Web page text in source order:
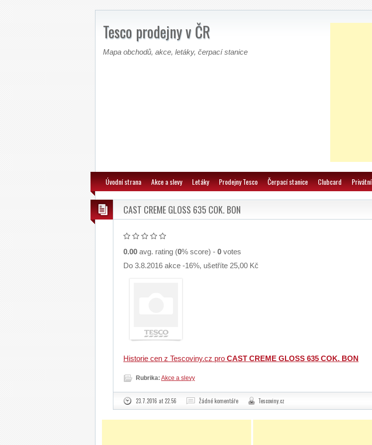
Tesco prodejny v ČR
Mapa obchodů, akce, letáky, čerpací stanice
Úvodní strana Akce a slevy Letáky Prodejny Tesco Čerpací stanice Clubcard
CAST CREME GLOSS 635 COK. BON
0.00 avg. rating (0% score) - 0 votes
Do 3.8.2016 akce -16%, ušetříte 25,00 Kč
Historie cen z Tescoviny.cz pro CAST CREME GLOSS 635 COK. BON
Rubrika: Akce a slevy
23.7.2016 at 22.56 Žádné komentáře Tescoviny.cz